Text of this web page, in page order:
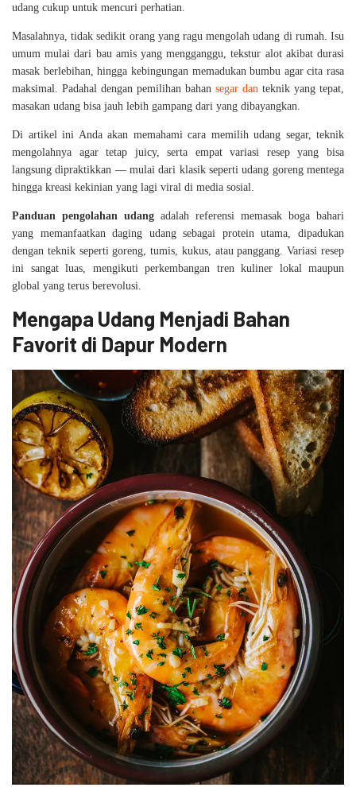
udang cukup untuk mencuri perhatian.
Masalahnya, tidak sedikit orang yang ragu mengolah udang di rumah. Isu
umum mulai dari bau amis yang mengganggu, tekstur alot akibat durasi
masak berlebihan, hingga kebingungan memadukan bumbu agar cita rasa
maksimal. Padahal dengan pemilihan bahan segar dan teknik yang tepat,
masakan udang bisa jauh lebih gampang dari yang dibayangkan.
Di artikel ini Anda akan memahami cara memilih udang segar, teknik
mengolahnya agar tetap juicy, serta empat variasi resep yang bisa
langsung dipraktikkan — mulai dari klasik seperti udang goreng mentega
hingga kreasi kekinian yang lagi viral di media sosial.
Panduan pengolahan udang adalah referensi memasak boga bahari
yang memanfaatkan daging udang sebagai protein utama, dipadukan
dengan teknik seperti goreng, tumis, kukus, atau panggang. Variasi resep
ini sangat luas, mengikuti perkembangan tren kuliner lokal maupun
global yang terus berevolusi.
Mengapa Udang Menjadi Bahan
Favorit di Dapur Modern